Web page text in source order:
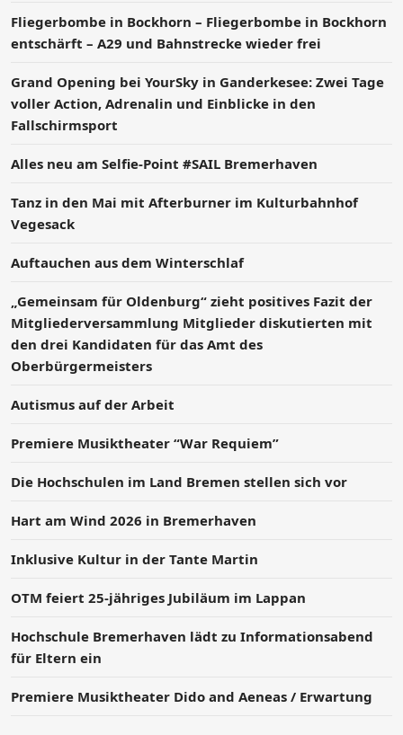
Fliegerbombe in Bockhorn – Fliegerbombe in Bockhorn
entschärft – A29 und Bahnstrecke wieder frei
Grand Opening bei YourSky in Ganderkesee: Zwei Tage
voller Action, Adrenalin und Einblicke in den
Fallschirmsport
Alles neu am Selfie-Point #SAIL Bremerhaven
Tanz in den Mai mit Afterburner im Kulturbahnhof
Vegesack
Auftauchen aus dem Winterschlaf
„Gemeinsam für Oldenburg“ zieht positives Fazit der
Mitgliederversammlung Mitglieder diskutierten mit
den drei Kandidaten für das Amt des
Oberbürgermeisters
Autismus auf der Arbeit
Premiere Musiktheater “War Requiem”
Die Hochschulen im Land Bremen stellen sich vor
Hart am Wind 2026 in Bremerhaven
Inklusive Kultur in der Tante Martin
OTM feiert 25-jähriges Jubiläum im Lappan
Hochschule Bremerhaven lädt zu Informationsabend
für Eltern ein
Premiere Musiktheater Dido and Aeneas / Erwartung